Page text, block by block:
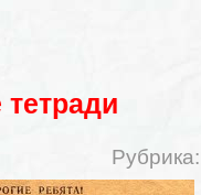
тетради